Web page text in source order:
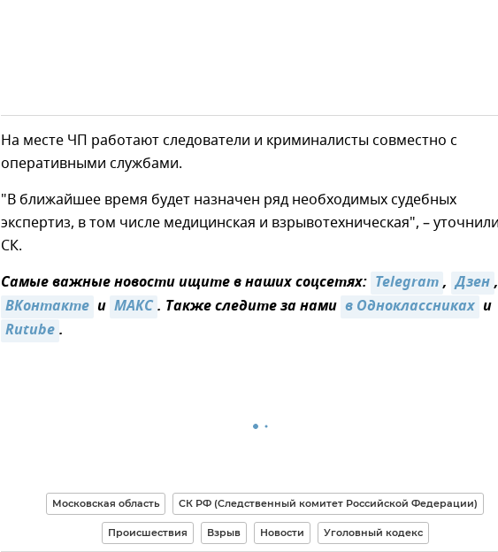
На месте ЧП работают следователи и криминалисты совместно с
оперативными службами.
"В ближайшее время будет назначен ряд необходимых судебных
экспертиз, в том числе медицинская и взрывотехническая", –
СК.
Самые важные новости ищите в наших соцсетях: Telegram, Дзен,
ВКонтакте и МАКС. Также следите за нами в Одноклассниках и
Rutube.
Московская область СК РФ (Следственный комитет Российской Федерации)
Происшествия Взрыв Новости Уголовный кодекс